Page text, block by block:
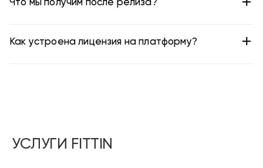
Как устроена лицензия на платформу?
УСЛУГИ FITTIN